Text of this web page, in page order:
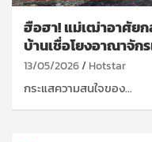
ฮือฮา! แม่เฒ่าอาศัย
บ้านเชื่อโยงอาณาจักร
13/05/2026 Hotstar
กระแสความสนใจของ…